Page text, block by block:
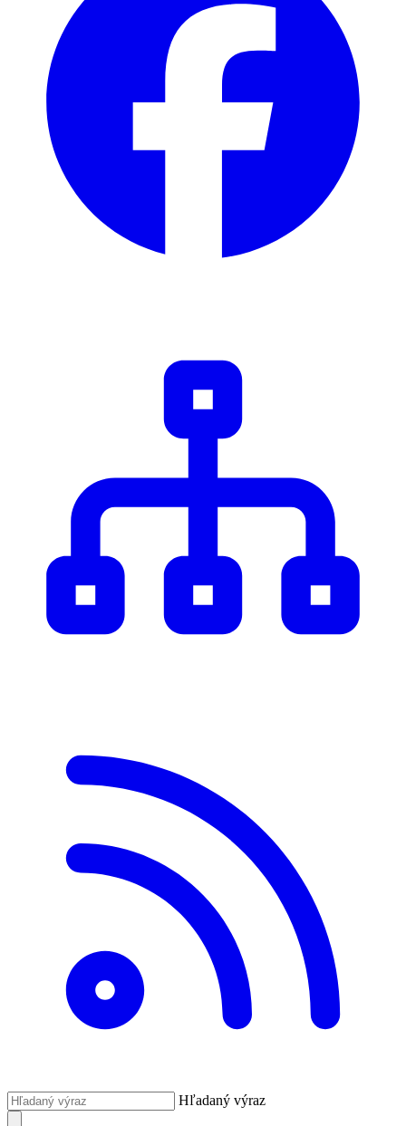
Hľadaný výraz